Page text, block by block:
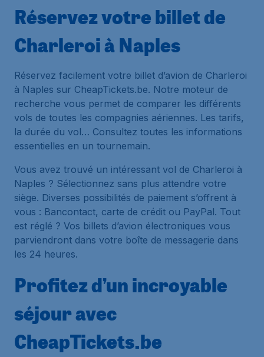
Réservez votre billet de
Charleroi à Naples
Réservez facilement votre billet d’avion de Charleroi
à Naples sur CheapTickets.be. Notre moteur de
recherche vous permet de comparer les différents
vols de toutes les compagnies aériennes. Les tarifs,
la durée du vol… Consultez toutes les informations
essentielles en un tournemain.
Vous avez trouvé un intéressant vol de Charleroi à
Naples ? Sélectionnez sans plus attendre votre
siège. Diverses possibilités de paiement s’offrent à
vous : Bancontact, carte de crédit ou PayPal. Tout
est réglé ? Vos billets d’avion électroniques vous
parviendront dans votre boîte de messagerie dans
les 24 heures.
Profitez d’un incroyable
séjour avec
CheapTickets.be